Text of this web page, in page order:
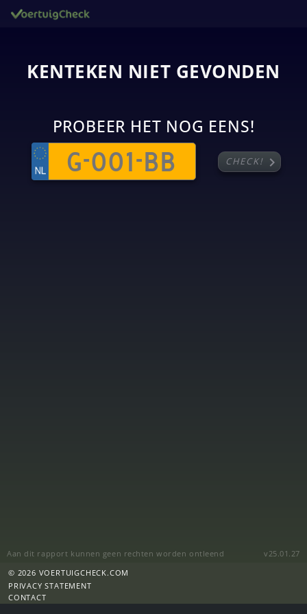
KENTEKEN NIET GEVONDEN
PROBEER HET NOG EENS!
CHECK! chevron_right
Aan dit rapport kunnen geen rechten worden ontleend
v25.01.27
© 2026 VOERTUIGCHECK.COM
PRIVACY STATEMENT
CONTACT